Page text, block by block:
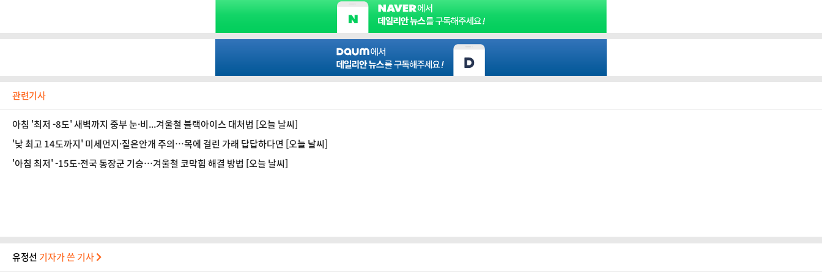
관련기사
아침 '최저 -8도' 새벽까지 중부 눈·비...겨울철 블랙아이스 대처법 [오늘 날씨]
'낮 최고 14도까지' 미세먼지·짙은안개 주의…목에 걸린 가래 답답하다면 [오늘 날씨]
'아침 최저' -15도·전국 동장군 기승…겨울철 코막힘 해결 방법 [오늘 날씨]
유정선 기자가 쓴 기사